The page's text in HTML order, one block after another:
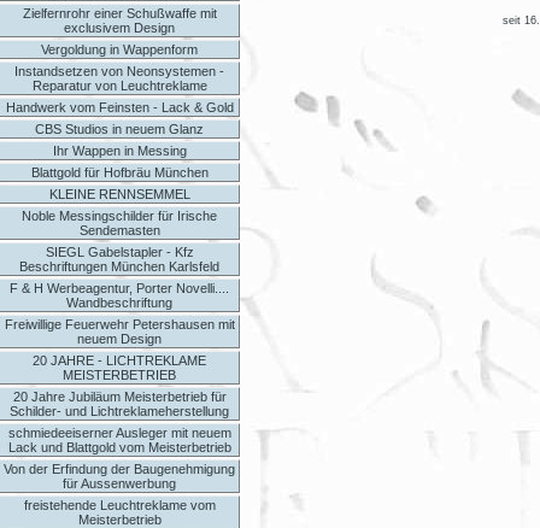
Zielfernrohr einer Schußwaffe mit
exclusivem Design
Vergoldung in Wappenform
Instandsetzen von Neonsystemen -
Reparatur von Leuchtreklame
Handwerk vom Feinsten - Lack & Gold
CBS Studios in neuem Glanz
Ihr Wappen in Messing
Blattgold für Hofbräu München
KLEINE RENNSEMMEL
Noble Messingschilder für Irische
Sendemasten
SIEGL Gabelstapler - Kfz
Beschriftungen München Karlsfeld
F & H Werbeagentur, Porter Novelli....
Wandbeschriftung
Freiwillige Feuerwehr Petershausen mit
neuem Design
20 JAHRE - LICHTREKLAME
MEISTERBETRIEB
20 Jahre Jubiläum Meisterbetrieb für
Schilder- und Lichtreklameherstellung
schmiedeeiserner Ausleger mit neuem
Lack und Blattgold vom Meisterbetrieb
Von der Erfindung der Baugenehmigung
für Aussenwerbung
freistehende Leuchtreklame vom
Meisterbetrieb
seit